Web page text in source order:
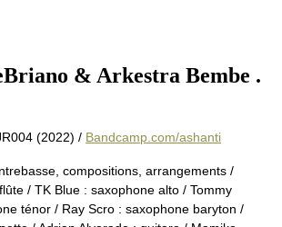
& Arkestra Bembe .
(2022) / Bandcamp.com/ashanti
compositions, arrangements /
/ TK Blue : saxophone alto / Tommy
ténor / Ray Scro : saxophone baryton /